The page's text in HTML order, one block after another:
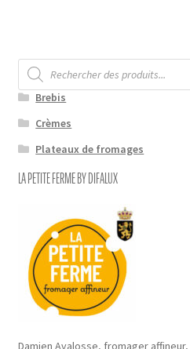
Recherche
de
produits
Brebis
Crèmes
Plateaux de fromages
LA PETITE FERME BY DIFALUX
Damien Avalosse, fromager